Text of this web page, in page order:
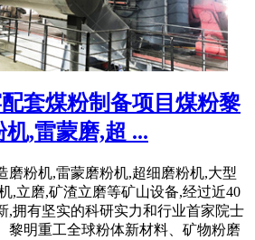
套煤粉制备项目煤粉黎
,雷蒙磨,超 ...
磨粉机,雷蒙磨粉机,超细磨粉机,大型
,立磨,矿渣立磨等矿山设备,经过近40
,拥有坚实的科研实力和行业首家院士
黎明重工全球粉体新材料、矿物粉磨